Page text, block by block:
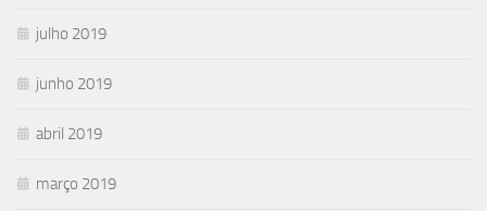
julho 2019
junho 2019
abril 2019
março 2019